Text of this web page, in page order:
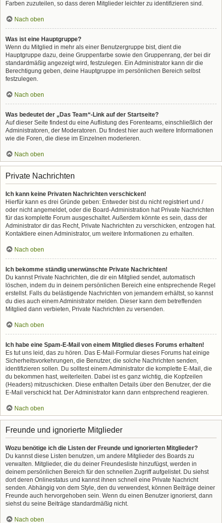
Farben zuzuteilen, so dass deren Mitglieder leichter zu identifizieren sind.
Nach oben
Was ist eine Hauptgruppe?
Wenn du Mitglied in mehr als einer Benutzergruppe bist, dient die
Hauptgruppe dazu, deine Gruppenfarbe sowie den Gruppenrang, der bei dir
standardmäßig angezeigt wird, festzulegen. Ein Administrator kann dir die
Berechtigung geben, deine Hauptgruppe im persönlichen Bereich selbst
festzulegen.
Nach oben
Was bedeutet der „Das Team“-Link auf der Startseite?
Auf dieser Seite findest du eine Auflistung des Forenteams, einschließlich der
Administratoren, der Moderatoren. Du findest hier auch weitere Informationen
wie die Foren, die diese im Einzelnen moderieren.
Nach oben
Private Nachrichten
Ich kann keine Privaten Nachrichten verschicken!
Hierfür kann es drei Gründe geben: Entweder bist du nicht registriert und /
oder nicht angemeldet, oder die Board-Administration hat Private Nachrichten
für das komplette Forum ausgeschaltet. Außerdem könnte es sein, dass der
Administrator dir das Recht, Private Nachrichten zu verschicken, entzogen hat.
Kontaktiere einen Administrator, um weitere Informationen zu erhalten.
Nach oben
Ich bekomme ständig unerwünschte Private Nachrichten!
Du kannst Private Nachrichten, die dir ein Mitglied sendet, automatisch
löschen, indem du in deinem persönlichen Bereich eine entsprechende Regel
erstellst. Falls du belästigende Nachrichten von jemandem erhältst, so kannst
du dies auch einem Administrator melden. Dieser kann dem betreffenden
Mitglied dann verbieten, Private Nachrichten zu versenden.
Nach oben
Ich habe eine Spam-E-Mail von einem Mitglied dieses Forums erhalten!
Es tut uns leid, das zu hören. Das E-Mail-Formular dieses Forums hat einige
Sicherheitsvorkehrungen, die Benutzer, die solche Nachrichten senden,
identifizieren sollen. Du solltest einem Administrator die komplette E-Mail, die
du bekommen hast, weiterleiten. Dabei ist es ganz wichtig, die Kopfzeilen
(Headers) mitzuschicken. Diese enthalten Details über den Benutzer, der die
E-Mail verschickt hat. Der Administrator kann dann entsprechend reagieren.
Nach oben
Freunde und ignorierte Mitglieder
Wozu benötige ich die Listen der Freunde und ignorierten Mitglieder?
Du kannst diese Listen benutzen, um andere Mitglieder des Boards zu
verwalten. Mitglieder, die du deiner Freundesliste hinzufügst, werden in
deinem persönlichen Bereich für den schnellen Zugriff aufgelistet. Du siehst
dort deren Onlinestatus und kannst ihnen schnell eine Private Nachricht
senden. Abhängig von dem Style, den du verwendest, können Beiträge deiner
Freunde auch hervorgehoben sein. Wenn du einen Benutzer ignorierst, dann
siehst du seine Beiträge standardmäßig nicht.
Nach oben